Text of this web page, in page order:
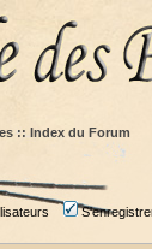
:: Index du Forum